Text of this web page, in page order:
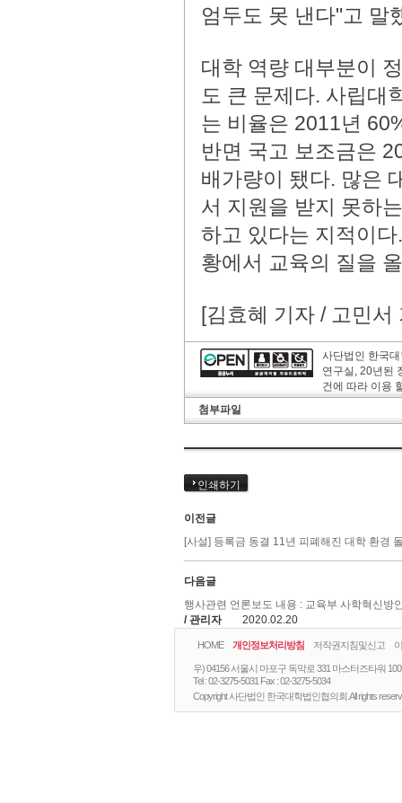
엄두도 못 낸다"고 말
대학 역량 대부분이
도 큰 문제다. 사립대
는 비율은 2011년
반면 국고 보조금은
배가량이 됐다. 많은
서 지원을 받지 못하
하고 있다는 지적이
황에서 교육의 질을
[김효혜 기자 / 고민서
사단법인 한국
연구실, 20년된
건에 따라 이용
첨부파일
인쇄하기
이전글
[사설] 등록금 동결 11년 피폐해진 대학 환경
다음글
행사관련 언론보도 내용 : 교육부 사학혁신방
/ 관리자
2020.02.20
HOME 개인정보처리방침 저작권지침및신고
우) 04156 서울시 마포구 독막로 331 마스터즈타워
Tel :02-3275-5031 Fax :02-3275-5034
Copyright 사단법인 한국대학법인협의회.All rights